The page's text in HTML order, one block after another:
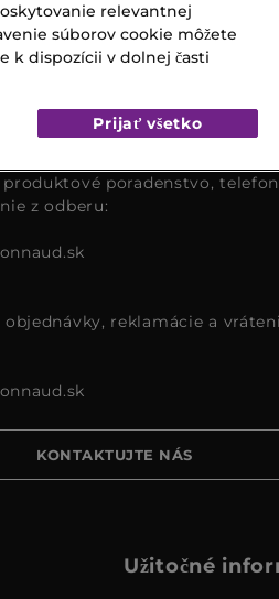
vás k dispozícií od pondelka
poradenstvo,
z odberu:
reklamácie a
KONTAKTUJTE NÁS
Užitočné
relevantnej
súborov cookie môžete
k dispozícii v dolnej časti
Prijať všetko